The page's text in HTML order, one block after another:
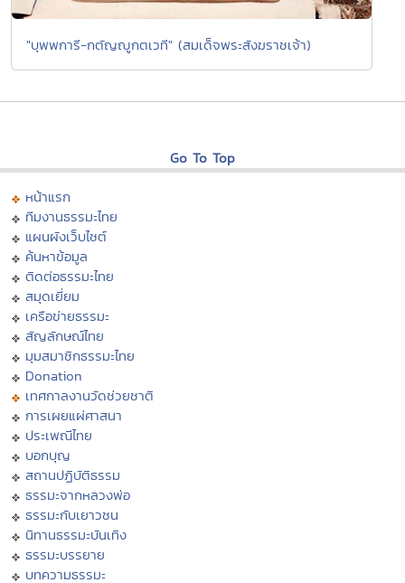
"บุพพการี-กตัญญูกตเวที" (สมเด็จพระสังฆราชเจ้า)
Go To Top
หน้าแรก
ทีมงานธรรมะไทย
แผนผังเว็บไซต์
ค้นหาข้อมูล
ติดต่อธรรมะไทย
สมุดเยี่ยม
เครือข่ายธรรมะ
สัญลักษณ์ไทย
มุมสมาชิกธรรมะไทย
Donation
เทศกาลงานวัดช่วยชาติ
การเผยแผ่ศาสนา
ประเพณีไทย
บอกบุญ
สถานปฏิบัติธรรม
ธรรมะจากหลวงพ่อ
ธรรมะกับเยาวชน
นิทานธรรมะบันเทิง
ธรรมะบรรยาย
บทความธรรมะ